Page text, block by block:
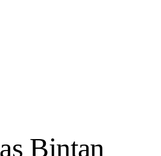
Bintan